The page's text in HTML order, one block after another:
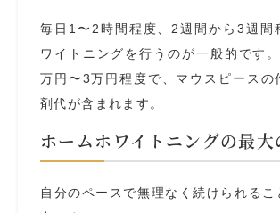
毎日1〜2時間程度、2週間から3週間
ワイトニングを行うのが一般的です
万円〜3万円程度で、マウスピースの
剤代が含まれます。
ホームホワイトニングの最大
自分のペースで無理なく続けられるこ